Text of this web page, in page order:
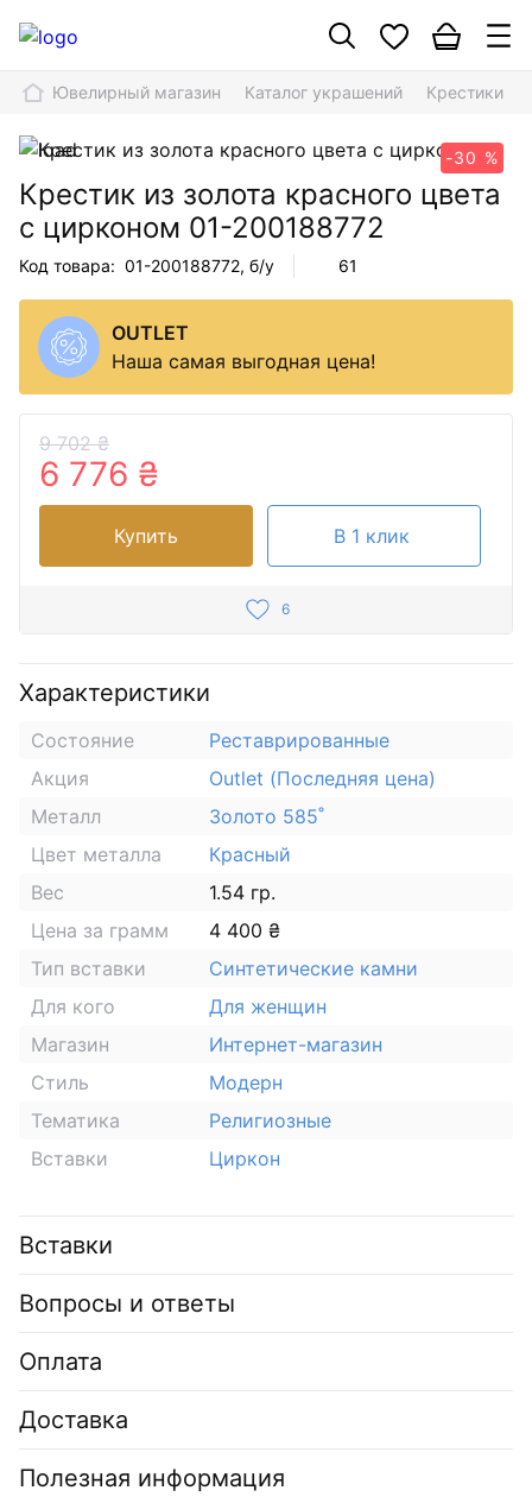
Ювелирный магазин Каталог украшений Крестики
-30 %
Крестик из золота красного цвета
с цирконом 01-200188772
Код товара: 01-200188772, б/у 61
OUTLET
Наша самая выгодная цена!
9 702 ₴
6 776 ₴
Купить В 1 клик
6
Характеристики
Состояние
Реставрированные
Акция
Outlet (Последняя цена)
Металл
Золото 585˚
Цвет металла
Красный
Вес
1.54 гр.
Цена за грамм
4 400 ₴
Тип вставки
Синтетические камни
Для кого
Для женщин
Магазин
Интернет-магазин
Стиль
Модерн
Тематика
Религиозные
Вставки
Циркон
Вставки
Вопросы и ответы
Оплата
Доставка
Полезная информация